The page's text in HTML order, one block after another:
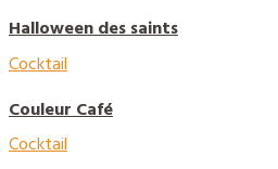
Halloween des saints
Cocktail
Couleur Café
Cocktail